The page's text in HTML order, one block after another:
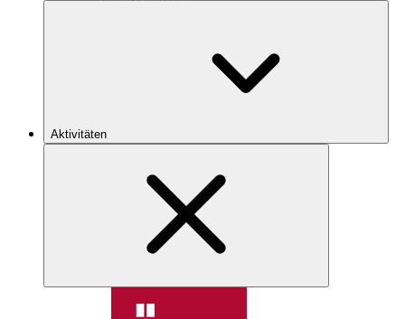
Aktivitäten